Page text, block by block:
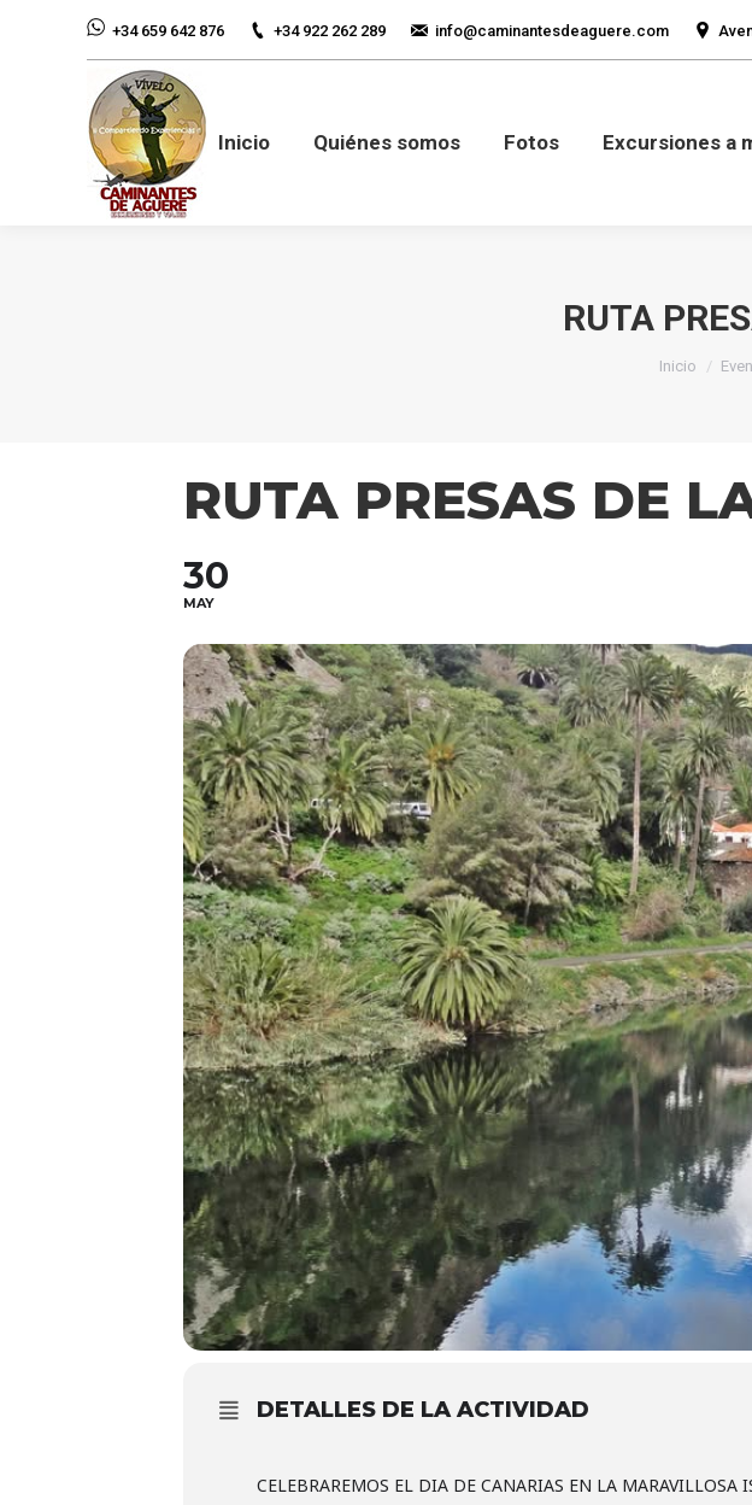
+34 659 642 876 +34 922 262 289 info@caminantesdeaguere.com
Inicio Quiénes somos Fotos Excursiones a
RUTA
Estás aquí:
Inicio
RUTA PRESAS DE
30
MAY
DETALLES DE LA ACTIVIDAD
CELEBRAREMOS EL DIA DE CANARIAS EN LA MARAVILLOSA